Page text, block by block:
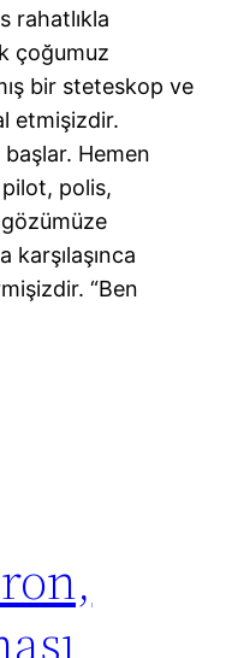
rahatlıkla
çoğumuz
bir steteskop ve
etmişizdir.
Hemen
polis,
“Ben